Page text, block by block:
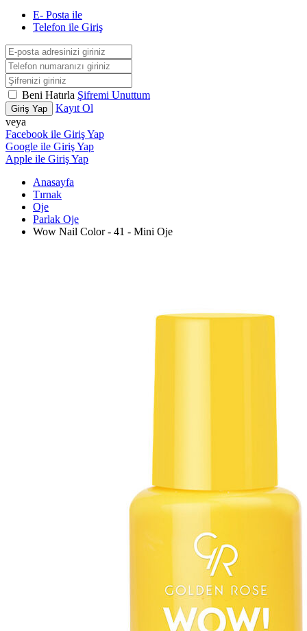
E- Posta ile
Telefon ile Giriş
Beni Hatırla Şifremi Unuttum
Giriş Yap
Kayıt Ol
veya
Facebook ile Giriş Yap
Google ile Giriş Yap
Apple ile Giriş Yap
Anasayfa
Tırnak
Oje
Parlak Oje
Wow Nail Color - 41 - Mini Oje